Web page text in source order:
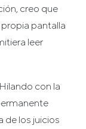
creo que
pantalla
leer
con la
de los juicios